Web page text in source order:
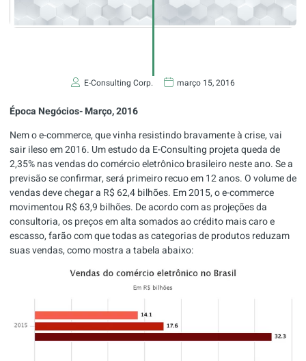
E-Consulting Corp. março 15, 2016
Época Negócios- Março, 2016
Nem o e-commerce, que vinha resistindo bravamente à crise, vai
sair ileso em 2016. Um estudo da E-Consulting projeta queda de
2,35% nas vendas do comércio eletrônico brasileiro neste ano. Se a
previsão se confirmar, será primeiro recuo em 12 anos. O volume de
vendas deve chegar a R$ 62,4 bilhões. Em 2015, o e-commerce
movimentou R$ 63,9 bilhões. De acordo com as projeções da
consultoria, os preços em alta somados ao crédito mais caro e
escasso, farão com que todas as categorias de produtos reduzam
suas vendas, como mostra a tabela abaixo: